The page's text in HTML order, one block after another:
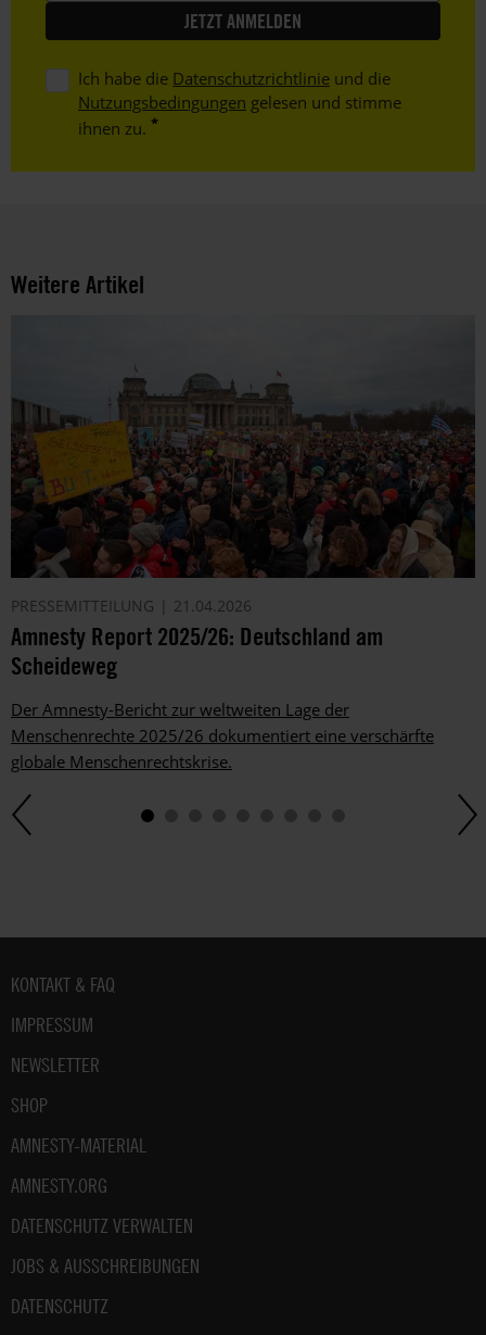
Ich habe die Datenschutzrichtlinie und die
Nutzungsbedingungen gelesen und stimme
ihnen zu.
Weitere Artikel
PRESSEMITTEILUNG 21.04.2026
Amnesty Report 2025/26: Deutschland am
Scheideweg
Der Amnesty-Bericht zur weltweiten Lage der
Menschenrechte 2025/26 dokumentiert eine verschärfte
globale Menschenrechtskrise.
Fußbereich
KONTAKT & FAQ
IMPRESSUM
NEWSLETTER
SHOP
AMNESTY-MATERIAL
AMNESTY.ORG
DATENSCHUTZ VERWALTEN
JOBS & AUSSCHREIBUNGEN
DATENSCHUTZ